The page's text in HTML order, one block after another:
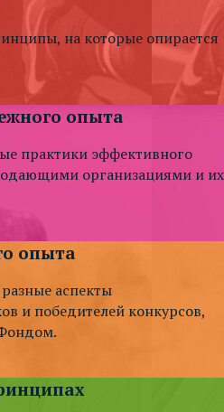
на которые опирается
опыта
практики эффективного
организациями и их
опыта
аспекты
и победителей конкурсов,